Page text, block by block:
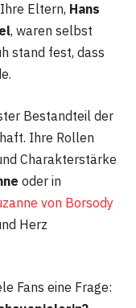
Eltern, Hans
, waren selbst
stand fest, dass
Bestandteil der
Ihre Rollen
Charakterstärke
oder in
von Borsody
Herz
Fans eine Frage: